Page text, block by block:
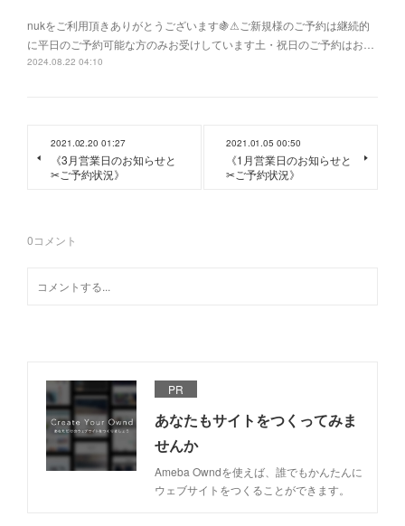
nukをご利用頂きありがとうございます🍇⚠︎ご新規様のご予約は継続的
に平日のご予約可能な方のみお受けしています土・祝日のご予約はお…
2024.08.22 04:10
2021.02.20 01:27
《3月営業日のお知らせと
✂︎ご予約状況》
2021.01.05 00:50
《1月営業日のお知らせと
✂︎ご予約状況》
0コメント
PR
あなたもサイトをつくってみま
せんか
Ameba Owndを使えば、誰でもかんたんに
ウェブサイトをつくることができます。